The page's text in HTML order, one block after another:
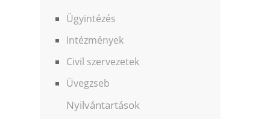
Ügyintézés
Intézmények
Civil szervezetek
Üvegzseb
Nyilvántartások